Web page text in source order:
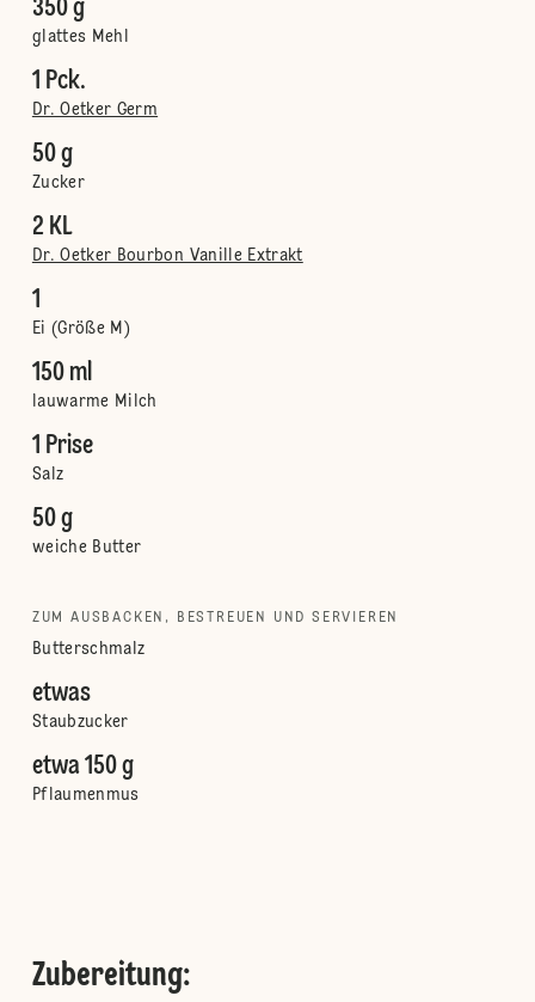
350 g
glattes Mehl
1 Pck.
Dr. Oetker Germ
50 g
Zucker
2 KL
Dr. Oetker Bourbon Vanille Extrakt
1
Ei (Größe M)
150 ml
lauwarme Milch
1 Prise
Salz
50 g
weiche Butter
ZUM AUSBACKEN, BESTREUEN UND SERVIEREN
Butterschmalz
etwas
Staubzucker
etwa 150 g
Pflaumenmus
Zubereitung: